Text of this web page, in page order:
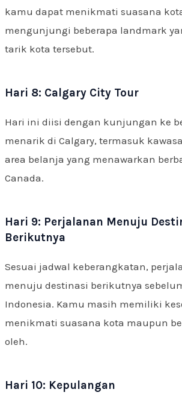
kamu dapat menikmati suasana
mengunjungi beberapa landmark
tarik kota tersebut.
Hari 8: Calgary City Tour
Hari ini diisi dengan kunjungan ke
menarik di Calgary, termasuk
area belanja yang menawarkan
Canada.
Hari 9: Perjalanan Menuju
Berikutnya
Sesuai jadwal keberangkatan,
menuju destinasi berikutnya
Indonesia. Kamu masih memiliki
menikmati suasana kota maupun
oleh.
Hari 10: Kepulangan